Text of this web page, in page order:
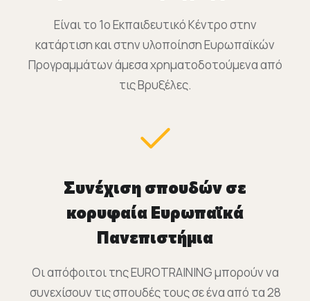
Είναι το 1o Εκπαιδευτικό Κέντρο στην
κατάρτιση και στην υλοποίηση Ευρωπαϊκών
Προγραμμάτων άμεσα χρηματοδοτούμενα από
τις Βρυξέλες.
Συνέχιση σπουδών σε
κορυφαία Ευρωπαϊκά
Πανεπιστήμια
Οι απόφοιτοι της EUROTRAINING μπορούν να
συνεχίσουν τις σπουδές τους σε ένα από τα 28